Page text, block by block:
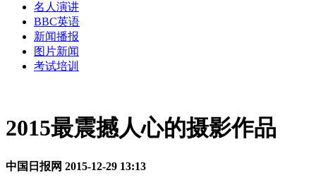
名人演讲
BBC英语
新闻播报
图片新闻
考试培训
2015最震撼人心的摄影作品
中国日报网 2015-12-29 13:13